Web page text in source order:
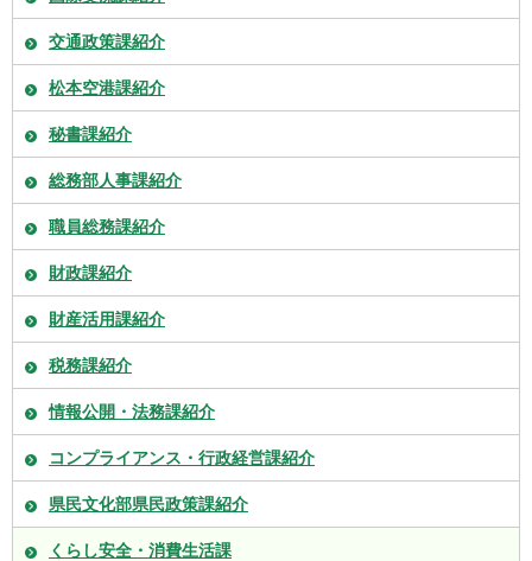
交通政策課紹介
松本空港課紹介
秘書課紹介
総務部人事課紹介
職員総務課紹介
財政課紹介
財産活用課紹介
税務課紹介
情報公開・法務課紹介
コンプライアンス・行政経営課紹介
県民文化部県民政策課紹介
くらし安全・消費生活課